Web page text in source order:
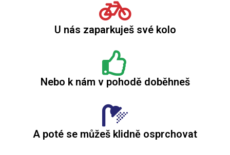
U nás zaparkuješ své kolo
Nebo k nám v pohodě doběhneš
A poté se můžeš klidně osprchovat